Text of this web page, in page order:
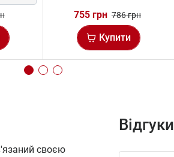
755 грн 786 грн
Купити
своєю